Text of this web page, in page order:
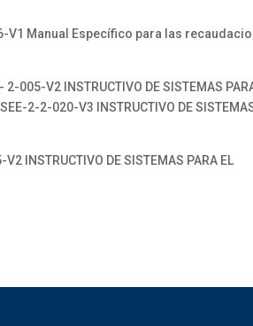
V1 Manual Específico para las
V2 INSTRUCTIVO DE SISTEMAS
2-2-020-V3 INSTRUCTIVO DE
DE SISTEMAS PARA EL